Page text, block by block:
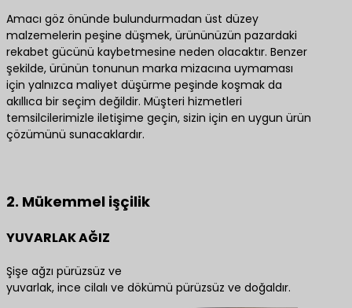
Amacı göz önünde bulundurmadan üst düzey
malzemelerin peşine düşmek, ürününüzün pazardaki
rekabet gücünü kaybetmesine neden olacaktır. Benzer
şekilde, ürünün tonunun marka mizacına uymaması
için yalnızca maliyet düşürme peşinde koşmak da
akıllıca bir seçim değildir. Müşteri hizmetleri
temsilcilerimizle iletişime geçin, sizin için en uygun ürün
çözümünü sunacaklardır.
2. Mükemmel işçilik
YUVARLAK AĞIZ
Şişe ağzı pürüzsüz ve
yuvarlak, ince cilalı ve dökümü pürüzsüz ve doğaldır.